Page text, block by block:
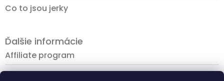
Co to jsou jerky
Ďalšie informácie
Affiliate program
Platba a doprava